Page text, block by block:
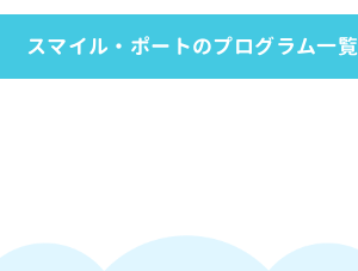
スマイル・ポートのプログラム一覧